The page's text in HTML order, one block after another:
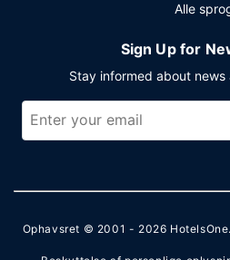
Alle
Sign Up for
Stay informed about
Ophavsret © 2001 - 2026 HotelsOne